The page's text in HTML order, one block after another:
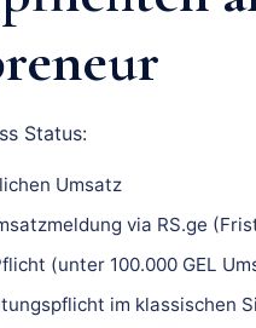
Status:
Umsatz
via RS.ge
(unter 100.000 GEL
im klassischen